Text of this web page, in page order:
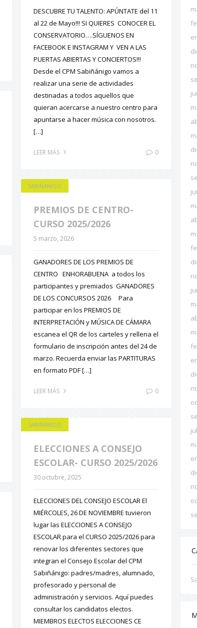
DESCUBRE TU TALENTO: APÚNTATE del 11
al 22 de Mayo!!! SI QUIERES CONOCER EL
CONSERVATORIO….SÍGUENOS EN
FACEBOOK E INSTAGRAM Y VEN A LAS
PUERTAS ABIERTAS Y CONCIERTOS!!!
Desde el CPM Sabiñánigo vamos a
realizar una serie de actividades
destinadas a todos aquellos que
quieran acercarse a nuestro centro para
apuntarse a hacer música con nosotros.
[…]
LEER MÁS 0
SABIÑANIGO
PREMIOS DE CENTRO-
CURSO 2025/2026
5 marzo, 2026
GANADORES DE LOS PREMIOS DE
CENTRO ENHORABUENA a todos los
participantes y premiados GANADORES
DE LOS CONCURSOS 2026 Para
participar en los PREMIOS DE
INTERPRETACIÓN y MÚSICA DE CÁMARA
escanea el QR de los carteles y rellena el
formulario de inscripción antes del 24 de
marzo. Recuerda enviar las PARTITURAS
en formato PDF […]
LEER MÁS 0
SABIÑANIGO
ELECCIONES A CONSEJO
ESCOLAR- CURSO 2025/2026
30 octubre, 2025
ELECCIONES DEL CONSEJO ESCOLAR El
MIÉRCOLES, 26 DE NOVIEMBRE tuvieron
lugar las ELECCIONES A CONSEJO
ESCOLAR para el CURSO 2025/2026 para
renovar los diferentes sectores que
integran el Consejo Escolar del CPM
Sabiñánigo: padres/madres, alumnado,
profesorado y personal de
administración y servicios. Aquí puedes
consultar los candidatos electos.
MIEMBROS ELECTOS ELECCIONES CE